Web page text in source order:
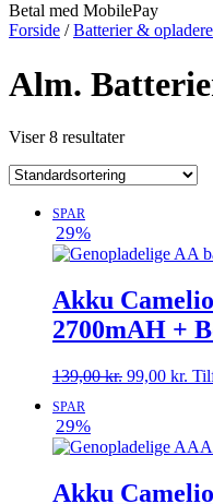
Betal med MobilePay
Forside /Batterier & opladere
Alm.
Viser 8 resultater
SPAR
29%
Akku
2700mAH +
139,00kr. Den
139,00 kr..
99,00 kr.
SPAR
29%
Akku